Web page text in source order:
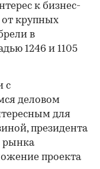
к бизнес-
от крупных
в
1246 и 1105
с
деловом
для
президента
рынка
проекта